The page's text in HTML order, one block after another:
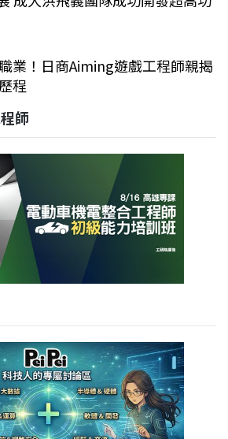
業！日商Aiming遊戲工程師親揭
程
師